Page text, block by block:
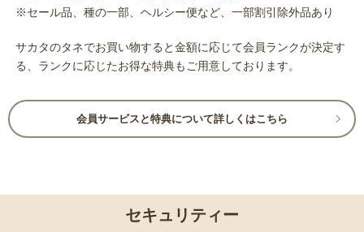
※セール品、種の一部、ヘルシー便など、一部割引除外品あり
サカタのタネでお買い物すると金額に応じて会員ランクが決定す
る、ランクに応じたお得な特典もご用意しております。
会員サービスと特典について詳しくはこちら
セキュリティー